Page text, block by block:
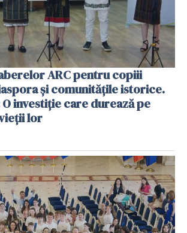
ARC pentru copiii
și comunitățile istorice.
O investiție care durează pe
lor